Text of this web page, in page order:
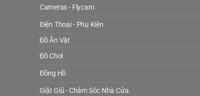
Cameras - Flycam
Điện Thoại - Phụ Kiện
Đồ Ăn Vặt
Đồ Chơi
Đồng Hồ
Giặt Giũ - Chăm Sóc Nhà Cửa